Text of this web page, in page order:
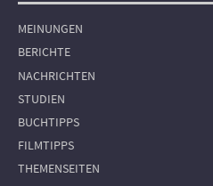
MEINUNGEN
BERICHTE
NACHRICHTEN
STUDIEN
BUCHTIPPS
FILMTIPPS
THEMENSEITEN